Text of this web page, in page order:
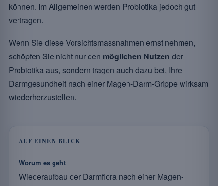
können. Im Allgemeinen werden Probiotika jedoch gut
vertragen.
Wenn Sie diese Vorsichtsmassnahmen ernst nehmen,
schöpfen Sie nicht nur den möglichen Nutzen der
Probiotika aus, sondern tragen auch dazu bei, Ihre
Darmgesundheit nach einer Magen-Darm-Grippe wirksam
wiederherzustellen.
AUF EINEN BLICK
Worum es geht
Wiederaufbau der Darmflora nach einer Magen-